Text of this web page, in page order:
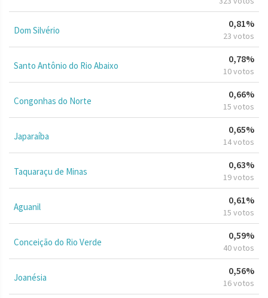
Dom Silvério
0,81%
23 votos
Santo Antônio do Rio Abaixo
0,78%
10 votos
Congonhas do Norte
0,66%
15 votos
Japaraíba
0,65%
14 votos
Taquaraçu de Minas
0,63%
19 votos
Aguanil
0,61%
15 votos
Conceição do Rio Verde
0,59%
40 votos
Joanésia
0,56%
16 votos